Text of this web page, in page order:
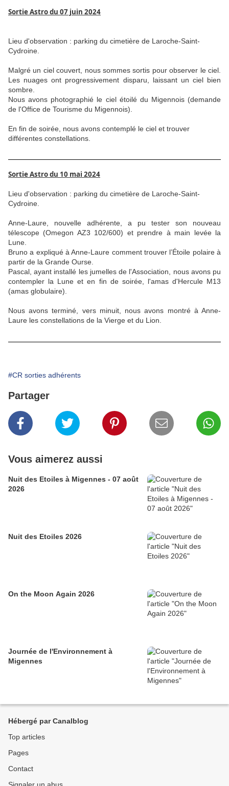
Sortie Astro du 07 juin 2024
Lieu d'observation : parking du cimetière de Laroche-Saint-
Cydroine.
Malgré un ciel couvert, nous sommes sortis pour observer le ciel.
Les nuages ont progressivement disparu, laissant un ciel bien
sombre.
Nous avons photographié le ciel étoilé du Migennois (demande
de l'Office de Tourisme du Migennois).
En fin de soirée, nous avons contemplé le ciel et trouver
différentes constellations.
Sortie Astro du 10 mai 2024
Lieu d'observation : parking du cimetière de Laroche-Saint-
Cydroine.
Anne-Laure, nouvelle adhérente, a pu tester son nouveau
télescope (Omegon AZ3 102/600) et prendre à main levée la
Lune.
Bruno a expliqué à Anne-Laure comment trouver l’Étoile polaire à
partir de la Grande Ourse.
Pascal, ayant installé les jumelles de l'Association, nous avons pu
contempler la Lune et en fin de soirée, l'amas d'Hercule M13
(amas globulaire).
Nous avons terminé, vers minuit, nous avons montré à Anne-
Laure les constellations de la Vierge et du Lion.
#CR sorties adhérents
Partager
Vous aimerez aussi
Nuit des Etoiles à Migennes - 07 août
2026
Nuit des Etoiles 2026
On the Moon Again 2026
Journée de l'Environnement à
Migennes
Hébergé par Canalblog
Top articles
Pages
Contact